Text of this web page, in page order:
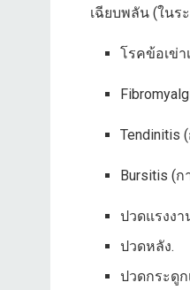
เฉียบพลัน (ในร
โรคข้อเข่
Tendinitis
Bursitis (
ปวดแรงงา
ปวดหลัง.
ปวดกระดูก